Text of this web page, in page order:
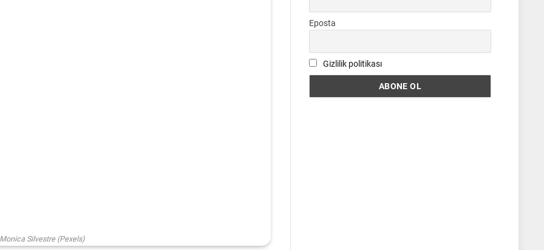
Silvestre (Pexels)
Eposta
Gizlilik politikası